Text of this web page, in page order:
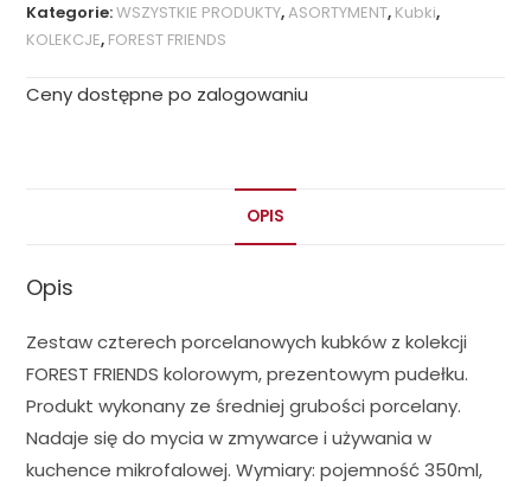
Kategorie:WSZYSTKIE PRODUKTY,ASORTYMENT, Kubki,
KOLEKCJE, FOREST FRIENDS
Ceny dostępne po zalogowaniu
OPIS
Opis
Zestaw czterech porcelanowych kubków z kolekcji
FOREST FRIENDS kolorowym, prezentowym pudełku.
Produkt wykonany ze średniej grubości porcelany.
Nadaje się do mycia w zmywarce i używania w
kuchence mikrofalowej. Wymiary: pojemność 350ml,